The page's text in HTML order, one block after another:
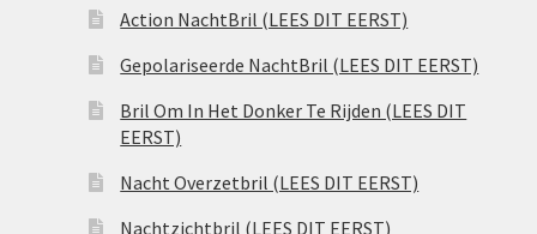
Action NachtBril (LEES DIT EERST)
Gepolariseerde NachtBril (LEES DIT EERST)
Bril Om In Het Donker Te Rijden (LEES DIT
EERST)
Nacht Overzetbril (LEES DIT EERST)
Nachtzichtbril (LEES DIT EERST)